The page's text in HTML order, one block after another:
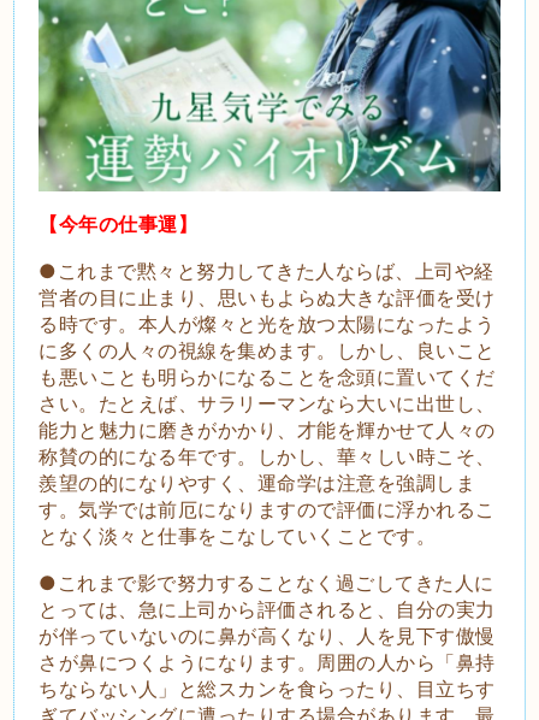
【今年の仕事運】
●これまで黙々と努力してきた人ならば、上司や経
営者の目に止まり、思いもよらぬ大きな評価を受け
る時です。本人が燦々と光を放つ太陽になったよう
に多くの人々の視線を集めます。しかし、良いこと
も悪いことも明らかになることを念頭に置いてくだ
さい。たとえば、サラリーマンなら大いに出世し、
能力と魅力に磨きがかかり、才能を輝かせて人々の
称賛の的になる年です。しかし、華々しい時こそ、
羨望の的になりやすく、運命学は注意を強調しま
す。気学では前厄になりますので評価に浮かれるこ
となく淡々と仕事をこなしていくことです。
●これまで影で努力することなく過ごしてきた人に
とっては、急に上司から評価されると、自分の実力
が伴っていないのに鼻が高くなり、人を見下す傲慢
さが鼻につくようになります。周囲の人から「鼻持
ちならない人」と総スカンを食らったり、目立ちす